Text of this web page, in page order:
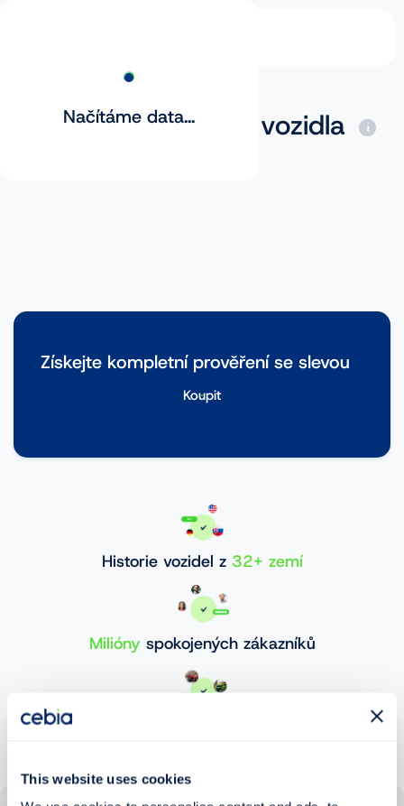
This website uses cookies
Načítáme data...
Základní prověření vozidla
Získejte kompletní prověření se slevou
Koupit
Historie vozidel z 32+ zemí
Milióny spokojených zákazníků